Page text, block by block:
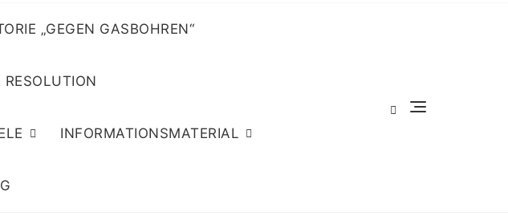
„GEGEN GASBOHREN“
RESOLUTION
INFORMATIONSMATERIAL